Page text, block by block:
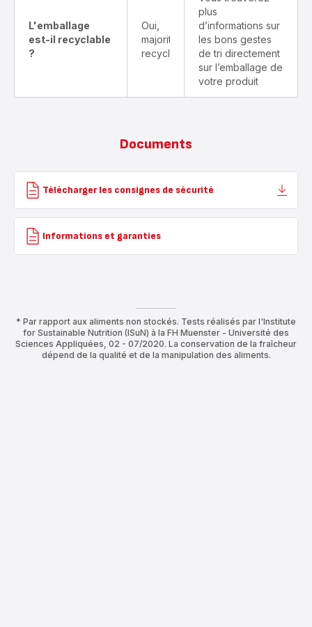
L'emballage
est-il recyclable
?
Oui,
majoritairement
recyclable
plus
d’informations sur
les bons gestes
de tri directement
sur l’emballage de
votre produit
Documents
Télécharger les consignes de sécurité
Informations et garanties
* Par rapport aux aliments non stockés. Tests réalisés par l'Institute
for Sustainable Nutrition (ISuN) à la FH Muenster - Université des
Sciences Appliquées, 02 - 07/2020. La conservation de la fraîcheur
dépend de la qualité et de la manipulation des aliments.